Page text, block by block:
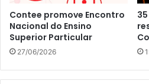
Contee promove Encontro
Nacional do Ensino
Superior Particular
27/06/2026